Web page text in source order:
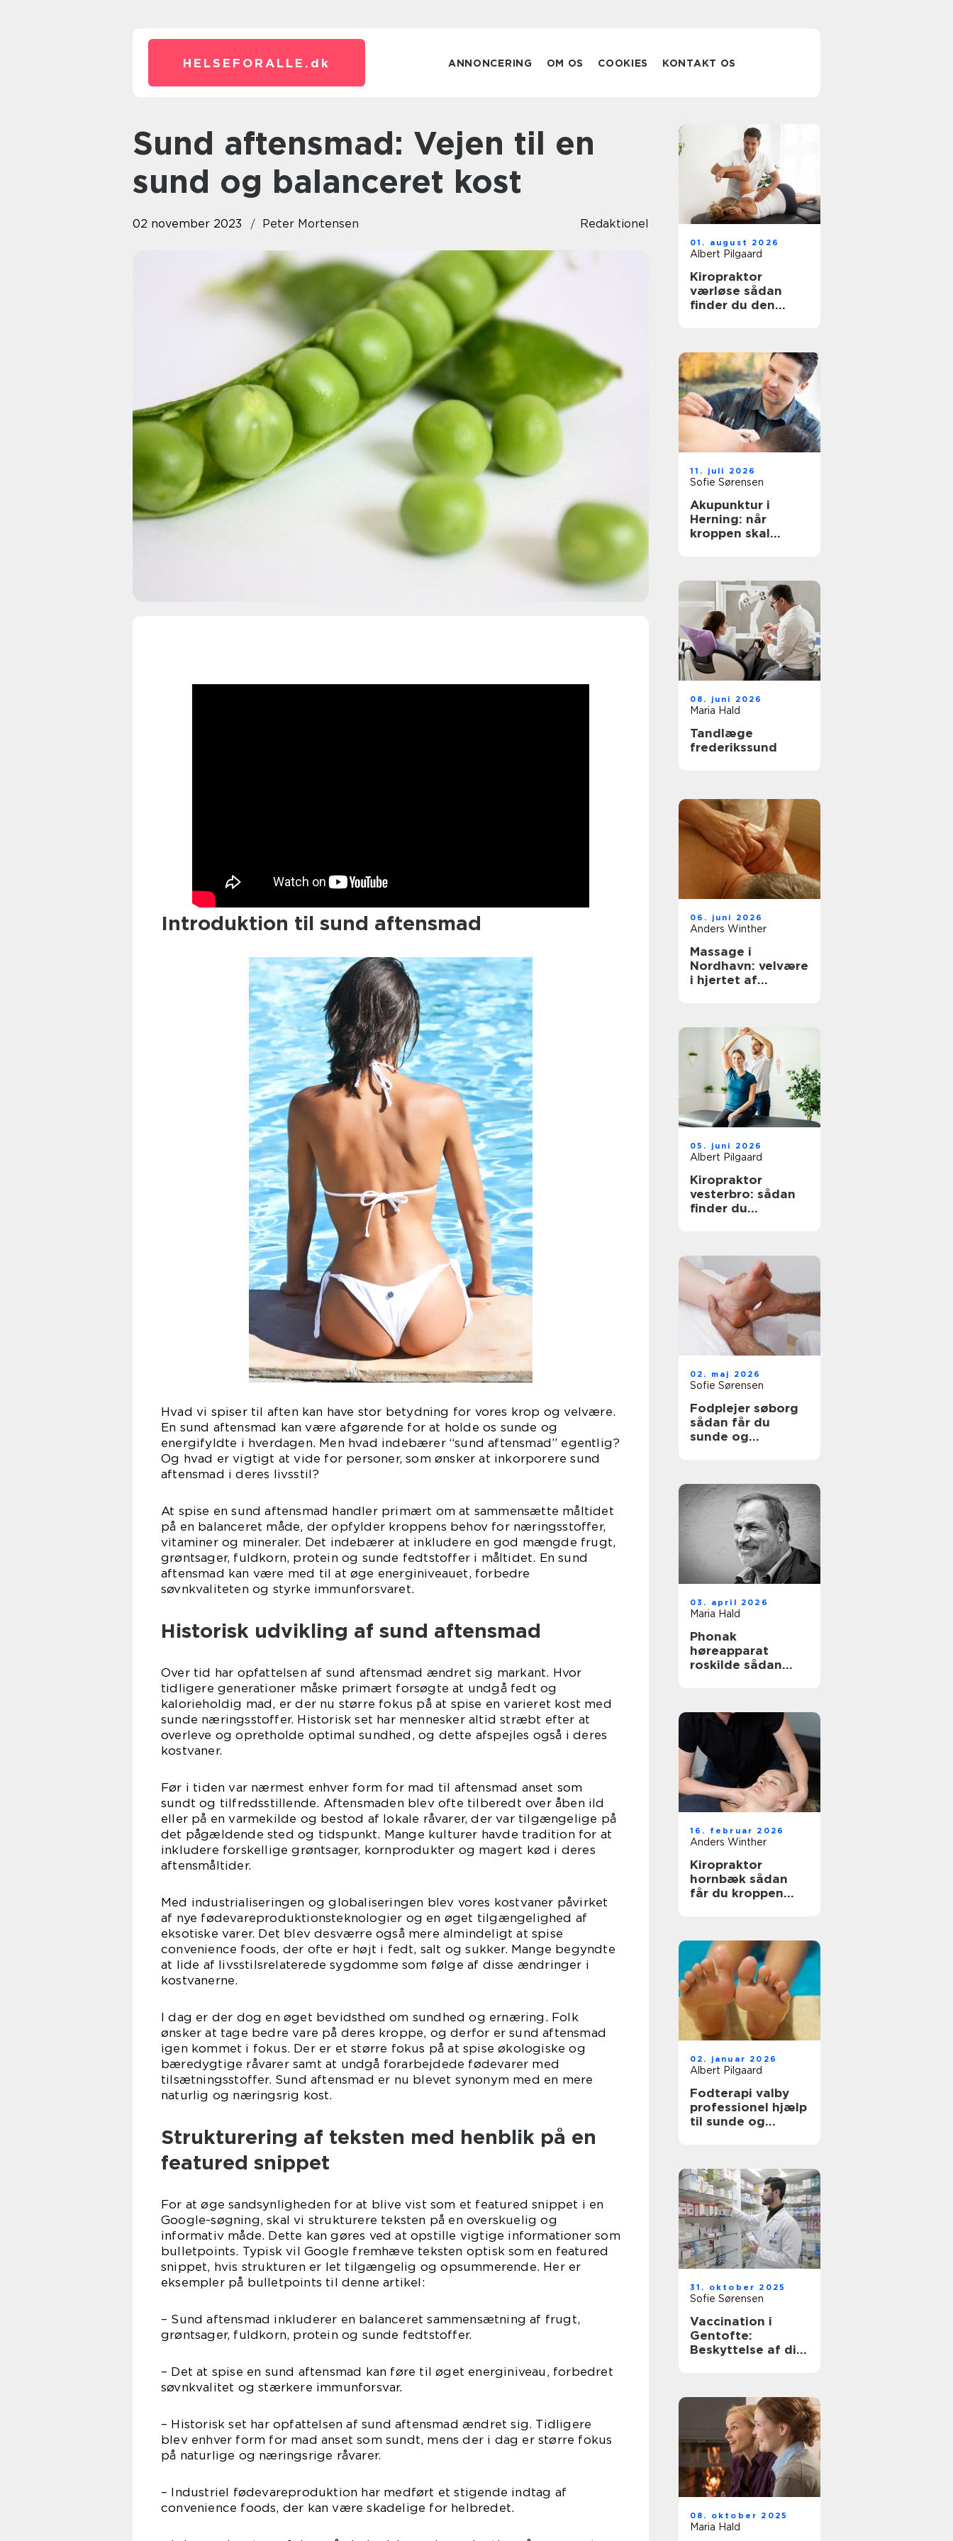
HELSEFORALLE. dk ANNONCERING OM OS COOKIES KONTAKT OS
Sund aftensmad: Vejen til en
sund og balanceret kost
02 november 2023 Peter Mortensen Redaktionel
Introduktion til sund aftensmad
Hvad vi spiser til aften kan have stor betydning for vores krop og velvære.
En sund aftensmad kan være afgørende for at holde os sunde og
energifyldte i hverdagen. Men hvad indebærer “sund aftensmad” egentlig?
Og hvad er vigtigt at vide for personer, som ønsker at inkorporere sund
aftensmad i deres livsstil?
At spise en sund aftensmad handler primært om at sammensætte måltidet
på en balanceret måde, der opfylder kroppens behov for næringsstoffer,
vitaminer og mineraler. Det indebærer at inkludere en god mængde frugt,
grøntsager, fuldkorn, protein og sunde fedtstoffer i måltidet. En sund
aftensmad kan være med til at øge energiniveauet, forbedre
søvnkvaliteten og styrke immunforsvaret.
Historisk udvikling af sund aftensmad
Over tid har opfattelsen af sund aftensmad ændret sig markant. Hvor
tidligere generationer måske primært forsøgte at undgå fedt og
kalorieholdig mad, er der nu større fokus på at spise en varieret kost med
sunde næringsstoffer. Historisk set har mennesker altid stræbt efter at
overleve og opretholde optimal sundhed, og dette afspejles også i deres
kostvaner.
Før i tiden var nærmest enhver form for mad til aftensmad anset som
sundt og tilfredsstillende. Aftensmaden blev ofte tilberedt over åben ild
eller på en varmekilde og bestod af lokale råvarer, der var tilgængelige på
det pågældende sted og tidspunkt. Mange kulturer havde tradition for at
inkludere forskellige grøntsager, kornprodukter og magert kød i deres
aftensmåltider.
Med industrialiseringen og globaliseringen blev vores kostvaner påvirket
af nye fødevareproduktionsteknologier og en øget tilgængelighed af
eksotiske varer. Det blev desværre også mere almindeligt at spise
convenience foods, der ofte er højt i fedt, salt og sukker. Mange begyndte
at lide af livsstilsrelaterede sygdomme som følge af disse ændringer i
kostvanerne.
I dag er der dog en øget bevidsthed om sundhed og ernæring. Folk
ønsker at tage bedre vare på deres kroppe, og derfor er sund aftensmad
igen kommet i fokus. Der er et større fokus på at spise økologiske og
bæredygtige råvarer samt at undgå forarbejdede fødevarer med
tilsætningsstoffer. Sund aftensmad er nu blevet synonym med en mere
naturlig og næringsrig kost.
Strukturering af teksten med henblik på en
featured snippet
For at øge sandsynligheden for at blive vist som et featured snippet i en
Google-søgning, skal vi strukturere teksten på en overskuelig og
informativ måde. Dette kan gøres ved at opstille vigtige informationer som
bulletpoints. Typisk vil Google fremhæve teksten optisk som en featured
snippet, hvis strukturen er let tilgængelig og opsummerende. Her er
eksempler på bulletpoints til denne artikel:
– Sund aftensmad inkluderer en balanceret sammensætning af frugt,
grøntsager, fuldkorn, protein og sunde fedtstoffer.
– Det at spise en sund aftensmad kan føre til øget energiniveau, forbedret
søvnkvalitet og stærkere immunforsvar.
– Historisk set har opfattelsen af sund aftensmad ændret sig. Tidligere
blev enhver form for mad anset som sundt, mens der i dag er større fokus
på naturlige og næringsrige råvarer.
– Industriel fødevareproduktion har medført et stigende indtag af
convenience foods, der kan være skadelige for helbredet.
01. august 2026
Albert Pilgaard
Kiropraktor
værløse sådan
finder du den
11. juli 2026
Sofie Sørensen
Akupunktur i
Herning: når
kroppen skal
08. juni 2026
Maria Hald
Tandlæge
frederikssund
06. juni 2026
Anders Winther
Massage i
Nordhavn: velvære
i hjertet af
05. juni 2026
Albert Pilgaard
Kiropraktor
vesterbro: sådan
finder du
02. maj 2026
Sofie Sørensen
Fodplejer søborg
sådan får du
sunde og
03. april 2026
Maria Hald
Phonak
høreapparat
roskilde sådan
16. februar 2026
Anders Winther
Kiropraktor
hornbæk sådan
får du kroppen
02. januar 2026
Albert Pilgaard
Fodterapi valby
professionel hjælp
til sunde og
31. oktober 2025
Sofie Sørensen
Vaccination i
Gentofte:
Beskyttelse af dit
08. oktober 2025
Maria Hald